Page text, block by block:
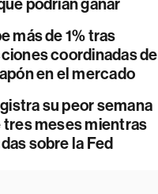
podrían ganar
más de 1% tras
coordinadas de
en el mercado
su peor semana
tres meses mientras
sobre la Fed